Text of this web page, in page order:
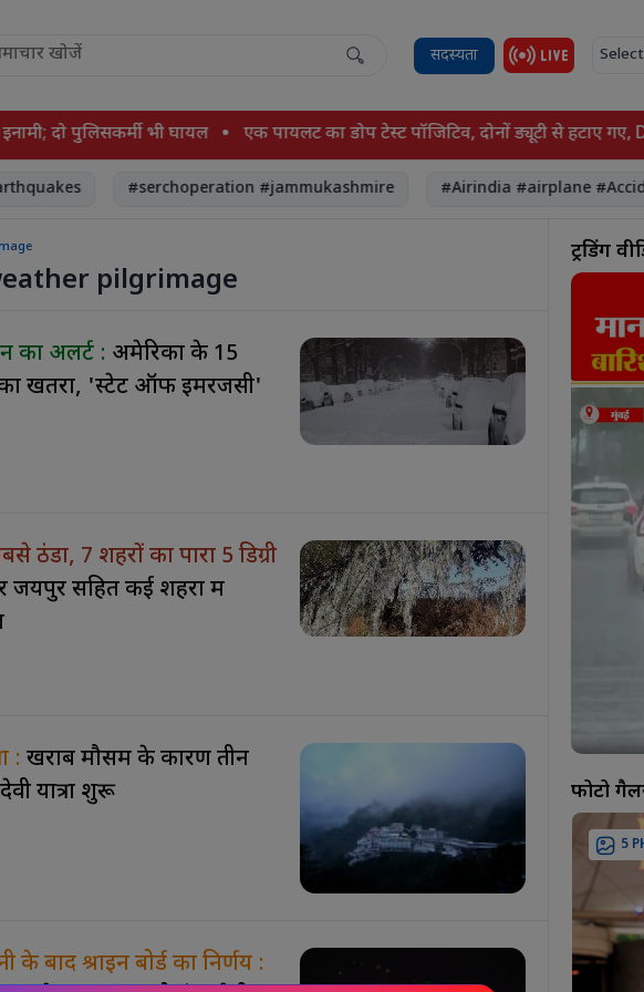
सदस्यता
दो पुलिसकर्मी भी घायल एक पायलट का डोप टेस्ट पॉजिटिव, दोनों ड्यूटी से हटाए गए,
#serchoperation #jammukashmire #Airindia #airplane
pilgrimage
का अलर्ट : अमेरिका के 15
का खतरा, 'स्टेट ऑफ इमरजेंसी'
ठंडा, 7 शहरों का पारा 5 डिग्री
सहित कई शहरों में
:खराब मौसम के कारण तीन
यात्रा शुरू
बाद श्राइन बोर्ड का निर्णय :
ट्रेंडिंग
फोटो
8 PHOTOS 5